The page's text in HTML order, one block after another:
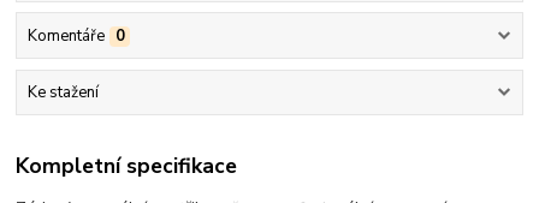
Komentáře 0
Ke stažení
Kompletní specifikace